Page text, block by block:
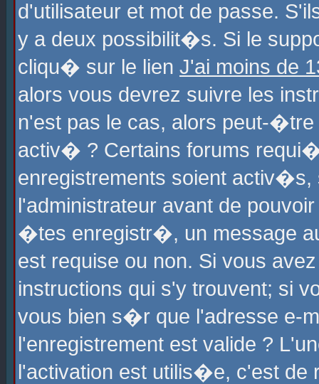
d'utilisateur et mot de passe.
y a deux possibilit�s. Si le
cliqu� sur le lien J'ai moins de
alors vous devrez suivre les
n'est pas le cas, alors peut-
activ� ? Certains forums
enregistrements soient
l'administrateur avant de
�tes enregistr�, un message
est requise ou non. Si vous
instructions qui s'y trouvent; si
vous bien s�r que l'adresse e-
l'enregistrement est valide ?
l'activation est utilis�e, c'est